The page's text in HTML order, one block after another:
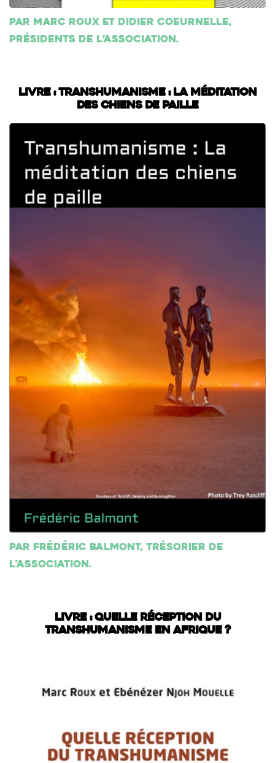
Par Marc Roux et Didier Coeurnelle,
présidents de l’association.
Livre : Transhumanisme : La méditation
des chiens de paille
Par Frédéric Balmont, trésorier de
l'association.
LIVRE : QUELLE RÉCEPTION DU
TRANSHUMANISME EN AFRIQUE ?